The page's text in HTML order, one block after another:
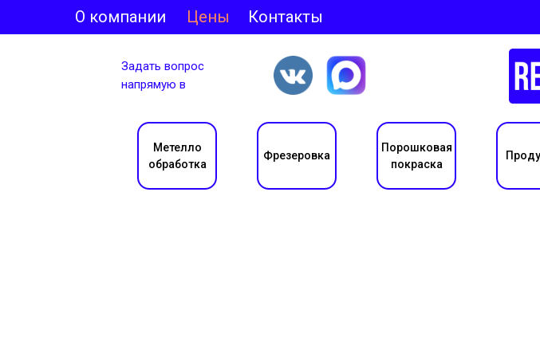
О компании Цены Контакты
Задать вопрос
напрямую в
Метелло
обработка
Фрезеровка
Порошковая
покраска